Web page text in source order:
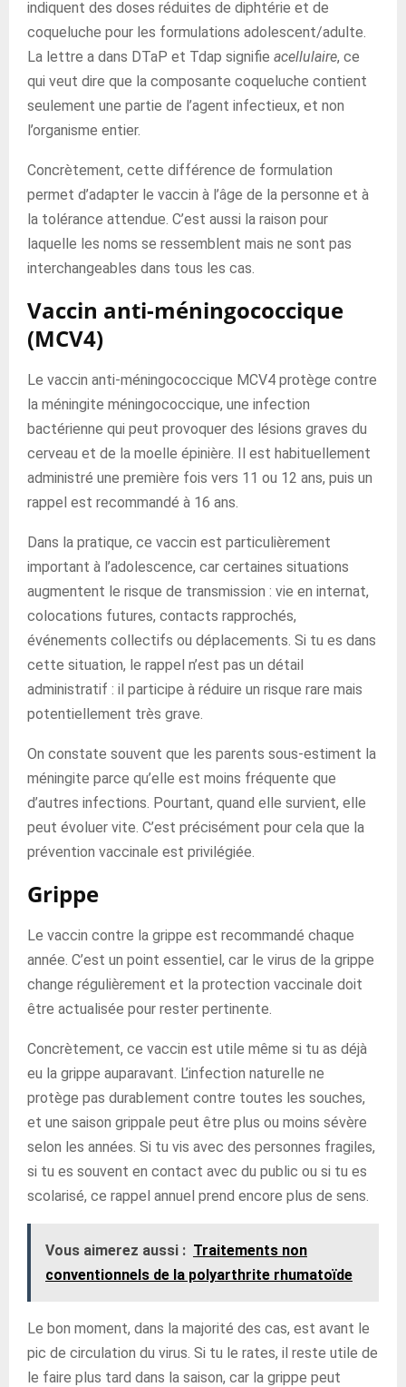
indiquent des doses réduites de diphtérie et de
coqueluche pour les formulations adolescent/adulte.
La lettre a dans DTaP et Tdap signifie acellulaire, ce
qui veut dire que la composante coqueluche contient
seulement une partie de l’agent infectieux, et non
l’organisme entier.
Concrètement, cette différence de formulation
permet d’adapter le vaccin à l’âge de la personne et à
la tolérance attendue. C’est aussi la raison pour
laquelle les noms se ressemblent mais ne sont pas
interchangeables dans tous les cas.
Vaccin anti-méningococcique
(MCV4)
Le vaccin anti-méningococcique MCV4 protège contre
la méningite méningococcique, une infection
bactérienne qui peut provoquer des lésions graves du
cerveau et de la moelle épinière. Il est habituellement
administré une première fois vers 11 ou 12 ans, puis un
rappel est recommandé à 16 ans.
Dans la pratique, ce vaccin est particulièrement
important à l’adolescence, car certaines situations
augmentent le risque de transmission : vie en internat,
colocations futures, contacts rapprochés,
événements collectifs ou déplacements. Si tu es dans
cette situation, le rappel n’est pas un détail
administratif : il participe à réduire un risque rare mais
potentiellement très grave.
On constate souvent que les parents sous-estiment la
méningite parce qu’elle est moins fréquente que
d’autres infections. Pourtant, quand elle survient, elle
peut évoluer vite. C’est précisément pour cela que la
prévention vaccinale est privilégiée.
Grippe
Le vaccin contre la grippe est recommandé chaque
année. C’est un point essentiel, car le virus de la grippe
change régulièrement et la protection vaccinale doit
être actualisée pour rester pertinente.
Concrètement, ce vaccin est utile même si tu as déjà
eu la grippe auparavant. L’infection naturelle ne
protège pas durablement contre toutes les souches,
et une saison grippale peut être plus ou moins sévère
selon les années. Si tu vis avec des personnes fragiles,
si tu es souvent en contact avec du public ou si tu es
scolarisé, ce rappel annuel prend encore plus de sens.
Vous aimerez aussi : Traitements non
conventionnels de la polyarthrite rhumatoïde
Le bon moment, dans la majorité des cas, est avant le
pic de circulation du virus. Si tu le rates, il reste utile de
le faire plus tard dans la saison, car la grippe peut